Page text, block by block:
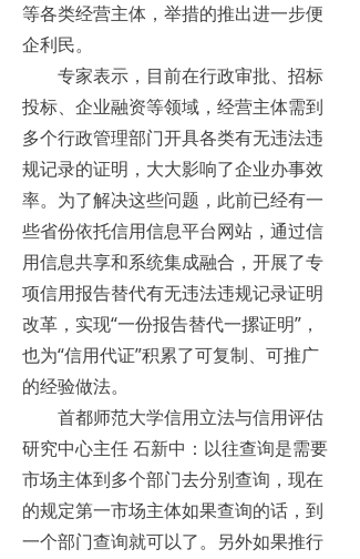
等各类经营主体，举措的推出进一步便
企利民。
专家表示，目前在行政审批、招标
投标、企业融资等领域，经营主体需到
多个行政管理部门开具各类有无违法违
规记录的证明，大大影响了企业办事效
率。为了解决这些问题，此前已经有一
些省份依托信用信息平台网站，通过信
用信息共享和系统集成融合，开展了专
项信用报告替代有无违法违规记录证明
改革，实现“一份报告替代一摞证明”，
也为“信用代证”积累了可复制、可推广
的经验做法。
首都师范大学信用立法与信用评估
研究中心主任 石新中：以往查询是需要
市场主体到多个部门去分别查询，现在
的规定第一市场主体如果查询的话，到
一个部门查询就可以了。另外如果推行